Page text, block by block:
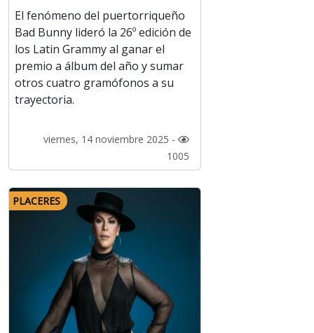
El fenómeno del puertorriqueño
Bad Bunny lideró la 26º edición de
los Latin Grammy al ganar el
premio a álbum del año y sumar
otros cuatro gramófonos a su
trayectoria.
viernes, 14 noviembre 2025 -
1005
PLACERES